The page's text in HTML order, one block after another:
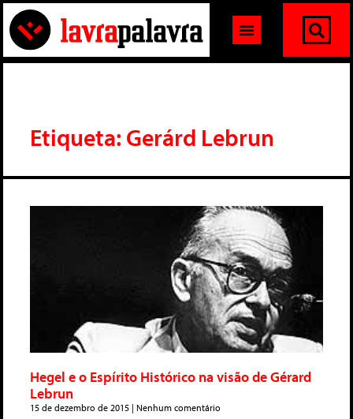
Etiqueta: Gerárd Lebrun
Hegel e o Espírito Histórico na visão de Gérard
Lebrun
15 de dezembro de 2015 Nenhum comentário